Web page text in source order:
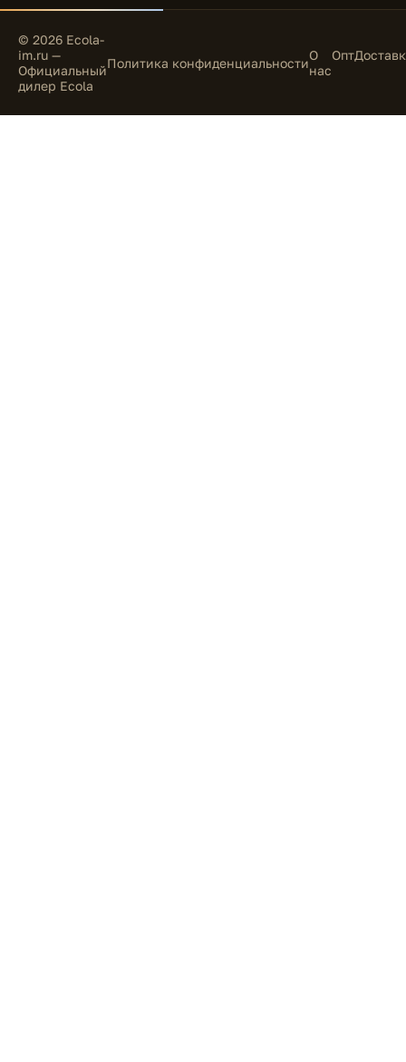
© 2026 Ecola-
im.ru —
Официальный
дилер Ecola
Политика конфиденциальностиО
нас
Опт